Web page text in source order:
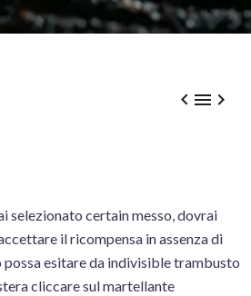

selezionato certain messo, dovrai
il ricompensa in assenza di
esitare da indivisible trambusto
cliccare sul martellante